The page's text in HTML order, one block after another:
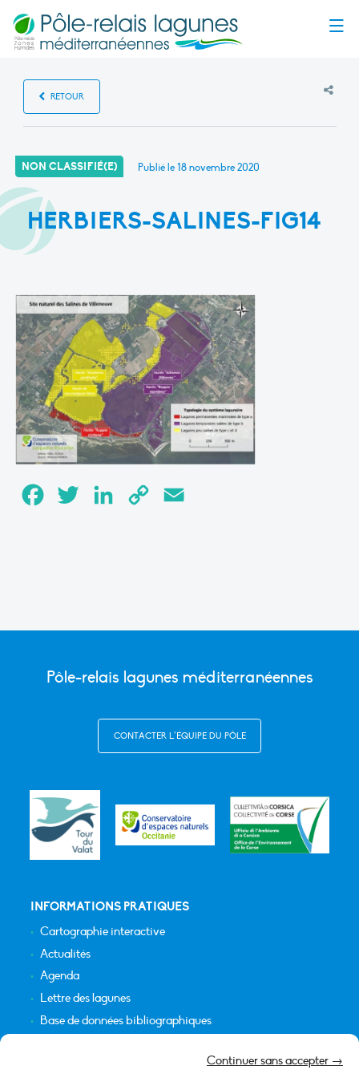
Continuer sans accepter →
RETOUR
NON CLASSIFIÉ(E) Publié le18 novembre 2020
HERBIERS-SALINES-FIG14
FacebookTwitter LinkedInCopy
Pôle-relais lagunes méditerranéennes
CONTACTER L’ÉQUIPE DU PÔLE
INFORMATIONS PRATIQUES
Cartographie interactive
Actualités
Agenda
Lettre des lagunes
Base de données bibliographiques